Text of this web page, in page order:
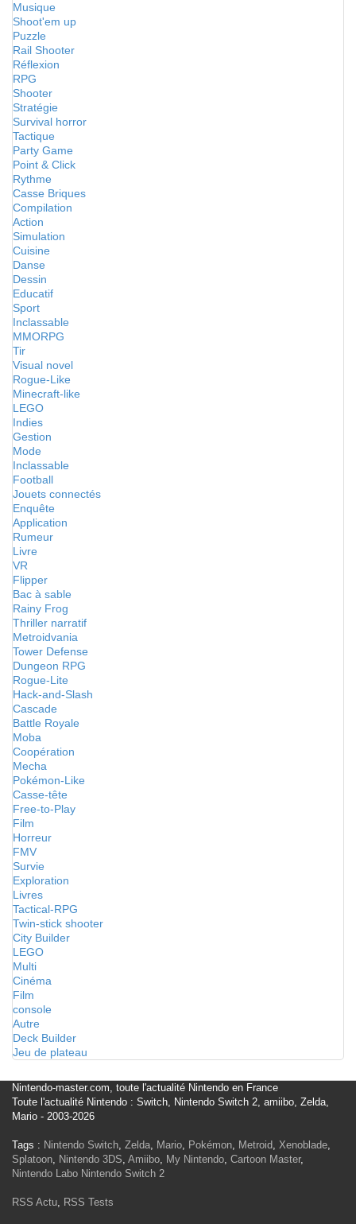
Musique
Shoot'em up
Puzzle
Rail Shooter
Réflexion
RPG
Shooter
Stratégie
Survival horror
Tactique
Party Game
Point & Click
Rythme
Casse Briques
Compilation
Action
Simulation
Cuisine
Danse
Dessin
Educatif
Sport
Inclassable
MMORPG
Tir
Visual novel
Rogue-Like
Minecraft-like
LEGO
Indies
Gestion
Mode
Inclassable
Football
Jouets connectés
Enquête
Application
Rumeur
Livre
VR
Flipper
Bac à sable
Rainy Frog
Thriller narratif
Metroidvania
Tower Defense
Dungeon RPG
Rogue-Lite
Hack-and-Slash
Cascade
Battle Royale
Moba
Coopération
Mecha
Pokémon-Like
Casse-tête
Free-to-Play
Film
Horreur
FMV
Survie
Exploration
Livres
Tactical-RPG
Twin-stick shooter
City Builder
LEGO
Multi
Cinéma
Film
console
Autre
Deck Builder
Jeu de plateau
Nintendo-master.com, toute l'actualité Nintendo en France
Toute l'actualité Nintendo : Switch, Nintendo Switch 2, amiibo, Zelda,
Mario - 2003-2026
Tags : Nintendo Switch, Zelda, Mario, Pokémon, Metroid, Xenoblade,
Splatoon, Nintendo 3DS, Amiibo, My Nintendo, Cartoon Master,
Nintendo Labo Nintendo Switch 2
RSS Actu, RSS Tests